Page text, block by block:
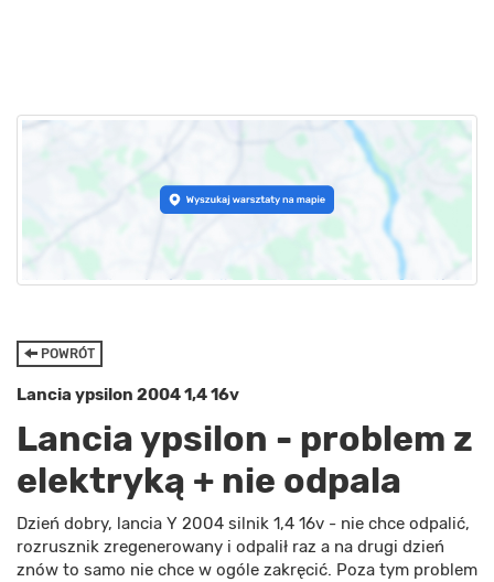
POWRÓT
Lancia ypsilon 2004 1,4 16v
Lancia ypsilon - problem z
elektryką + nie odpala
Dzień dobry, lancia Y 2004 silnik 1,4 16v - nie chce odpalić,
rozrusznik zregenerowany i odpalił raz a na drugi dzień
znów to samo nie chce w ogóle zakręcić. Poza tym problem